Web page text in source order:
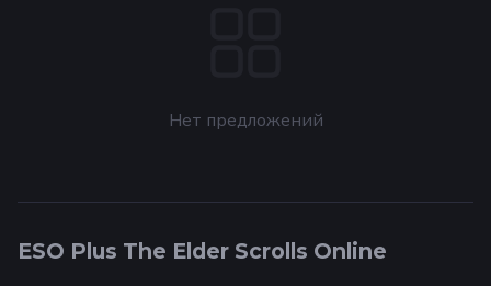
Нет предложений
ESO Plus The Elder Scrolls Online